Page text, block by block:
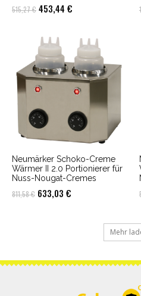
515,27€ Ursprünglicher
war:
515,27 €
453,44 €
ist:
453,44 €.
Neumärker Schoko-Creme
Wärmer II 2.0 Portionierer für
Nuss-Nougat-Cremes
811,58€ Ursprünglicher
633,03 €
Mehr